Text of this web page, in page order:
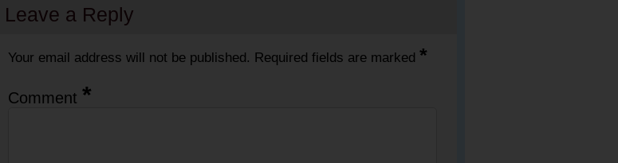
Leave a Reply
Your email address will not be published. Required fields are marked *
Comment *